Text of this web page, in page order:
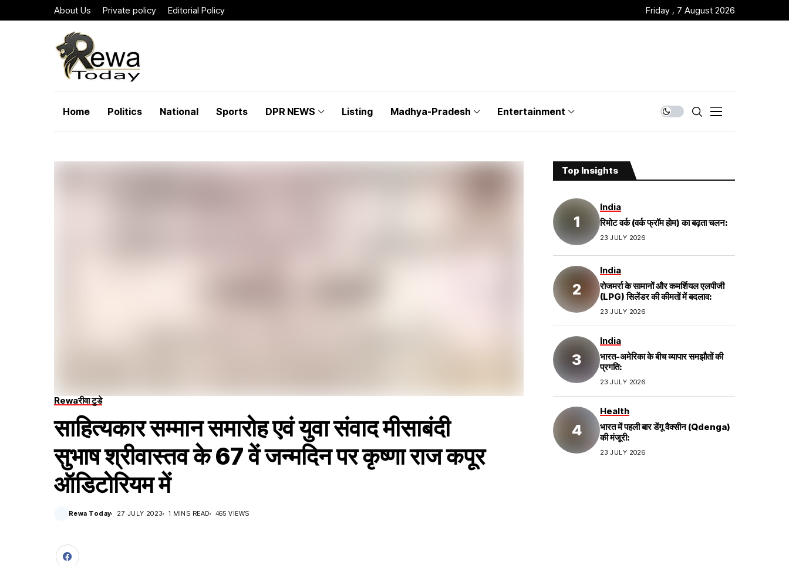
About Us Private policy Editorial Policy Friday , 7 August 2026
Home Politics National Sports DPR NEWS Listing Madhya-Pradesh Entertainment
Rewaरीवा टुडे
साहित्यकार सम्मान समारोह एवं युवा संवाद मीसाबंदी
सुभाष श्रीवास्तव के 67 वें जन्मदिन पर कृष्णा राज कपूर
ऑडिटोरियम में
Rewa Today 27 JULY 2023 1 MINS READ 465 VIEWS
Top Insights
India
रिमोट वर्क (वर्क फ्रॉम होम) का बढ़ता चलन:
23 JULY 2026
India
रोजमर्रा के सामानों और कमर्शियल एलपीजी
(LPG) सिलेंडर की कीमतों में बदलाव:
23 JULY 2026
India
भारत-अमेरिका के बीच व्यापार समझौतों की
प्रगति:
23 JULY 2026
Health
भारत में पहली बार डेंगू वैक्सीन (Qdenga)
की मंजूरी:
23 JULY 2026